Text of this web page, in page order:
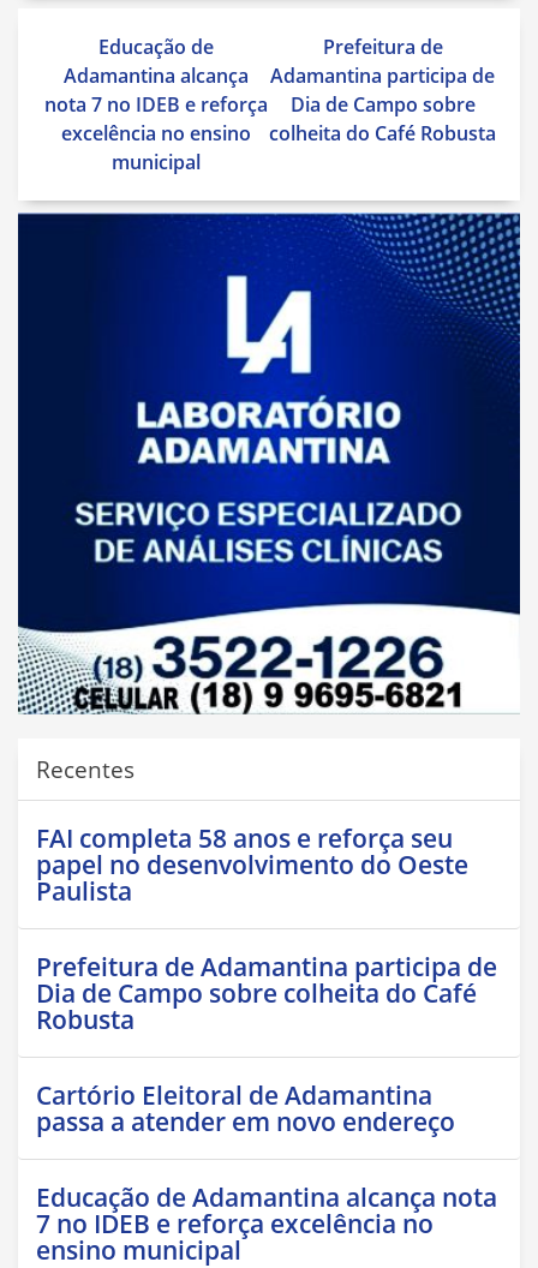
Navegação
Post
Educação de
Adamantina alcança
nota 7 no IDEB e reforça
excelência no ensino
municipal
Prefeitura de
Adamantina participa de
Dia de Campo sobre
colheita do Café Robusta
Recentes
FAI completa 58 anos e reforça seu
papel no desenvolvimento do Oeste
Paulista
Prefeitura de Adamantina participa de
Dia de Campo sobre colheita do Café
Robusta
Cartório Eleitoral de Adamantina
passa a atender em novo endereço
Educação de Adamantina alcança nota
7 no IDEB e reforça excelência no
ensino municipal